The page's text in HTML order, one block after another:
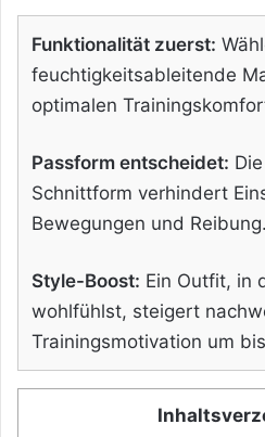
Funktionalität zuerst:
feuchtigkeitsableitende
optimalen
Passform entscheidet:
Schnittform verhindert
Bewegungen und Reibung.
Style-Boost: Ein Outfit, in
wohlfühlst, steigert
Trainingsmotivation um